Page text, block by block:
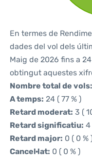
En termes de
dades del vol dels
Maig de 2026 fins a
obtingut aquestes
Nombre total de vols:
A temps: 24 ( 77 % )
Retard moderat: 3 (
Retard significatiu: 4
Retard major: 0 ( 0 %
Cancel·lat: 0 ( 0 % )